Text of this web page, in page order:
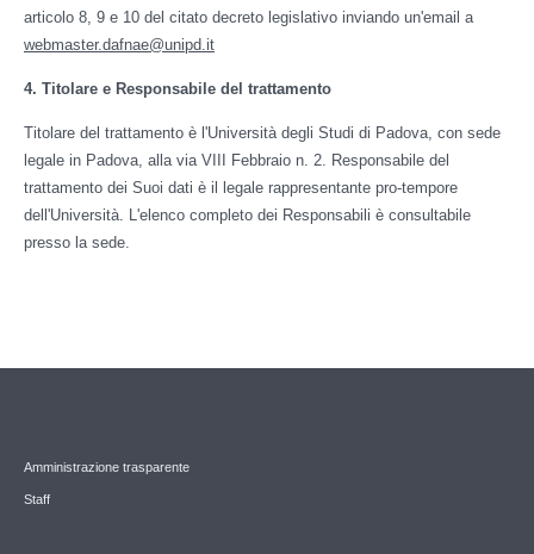
articolo 8, 9 e 10 del citato decreto legislativo inviando un'email a
webmaster.dafnae@unipd.it
4. Titolare e Responsabile del trattamento
Titolare del trattamento è l'Università degli Studi di Padova, con sede
legale in Padova, alla via VIII Febbraio n. 2. Responsabile del
trattamento dei Suoi dati è il legale rappresentante pro-tempore
dell'Università. L'elenco completo dei Responsabili è consultabile
presso la sede.
Amministrazione trasparente
Staff